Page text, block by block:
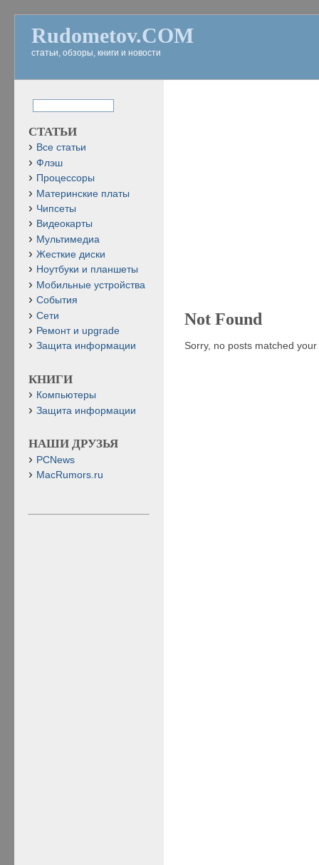
Rudometov.COM
статьи, обзоры, книги и новости
Not Found
Sorry, no posts matched
СТАТЬИ
Все статьи
Флэш
Процессоры
Материнские платы
Чипсеты
Видеокарты
Мультимедиа
Жесткие диски
Ноутбуки и планшеты
Мобильные устройства
События
Сети
Ремонт и upgrade
Защита информации
КНИГИ
Компьютеры
Защита информации
НАШИ ДРУЗЬЯ
PCNews
MacRumors.ru